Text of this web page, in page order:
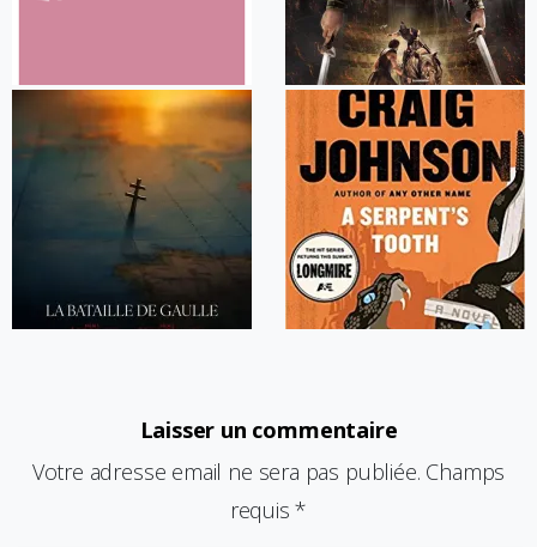
Laisser un commentaire
Votre adresse email ne sera pas publiée. Champs
requis *